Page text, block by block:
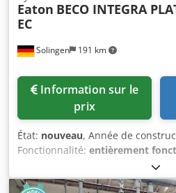
Solingen 191 km
Eaton BECO INTEGRA
EC
prix
État: nouveau, Année de
Fonctionnalité: entièrement
INTEGRA® PLATE 400 EC –
hermétiquement fermés (2017,